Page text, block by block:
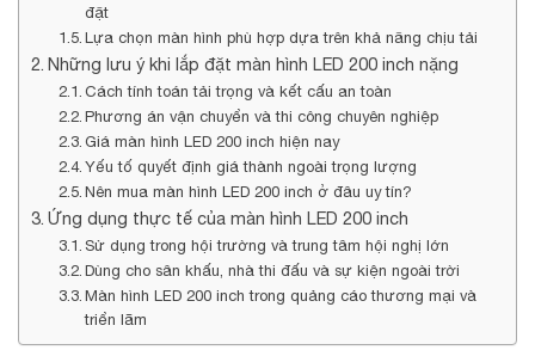
đặt
Lựa chọn màn hình phù hợp dựa trên khả năng chịu tải
Những lưu ý khi lắp đặt màn hình LED 200 inch nặng
Cách tính toán tải trọng và kết cấu an toàn
Phương án vận chuyển và thi công chuyên nghiệp
Giá màn hình LED 200 inch hiện nay
Yếu tố quyết định giá thành ngoài trọng lượng
Nên mua màn hình LED 200 inch ở đâu uy tín?
Ứng dụng thực tế của màn hình LED 200 inch
Sử dụng trong hội trường và trung tâm hội nghị lớn
Dùng cho sân khấu, nhà thi đấu và sự kiện ngoài trời
Màn hình LED 200 inch trong quảng cáo thương mại và
triển lãm